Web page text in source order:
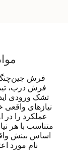
فرش جین‌چنگ
فرش درب،
تشک ورودی
نیازهای واقعی
عملکرد را در
متناسب با هر
اساس بینش
نام مورد